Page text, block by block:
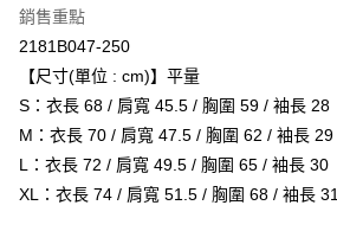
每筆NT$80，滿NT$6,000(含以上)免運費
萊爾富取貨付款
每筆NT$80，滿NT$6,000(含以上)免運費
付款後萊爾富取貨
銷售重點
2181B047-250
【尺寸(單位 : cm)】平量
S：衣長 68 / 肩寬 45.5 / 胸圍 59 / 袖長 28
M：衣長 70 / 肩寬 47.5 / 胸圍 62 / 袖長 29
L：衣長 72 / 肩寬 49.5 / 胸圍 65 / 袖長 30
XL：衣長 74 / 肩寬 51.5 / 胸圍 68 / 袖長 31